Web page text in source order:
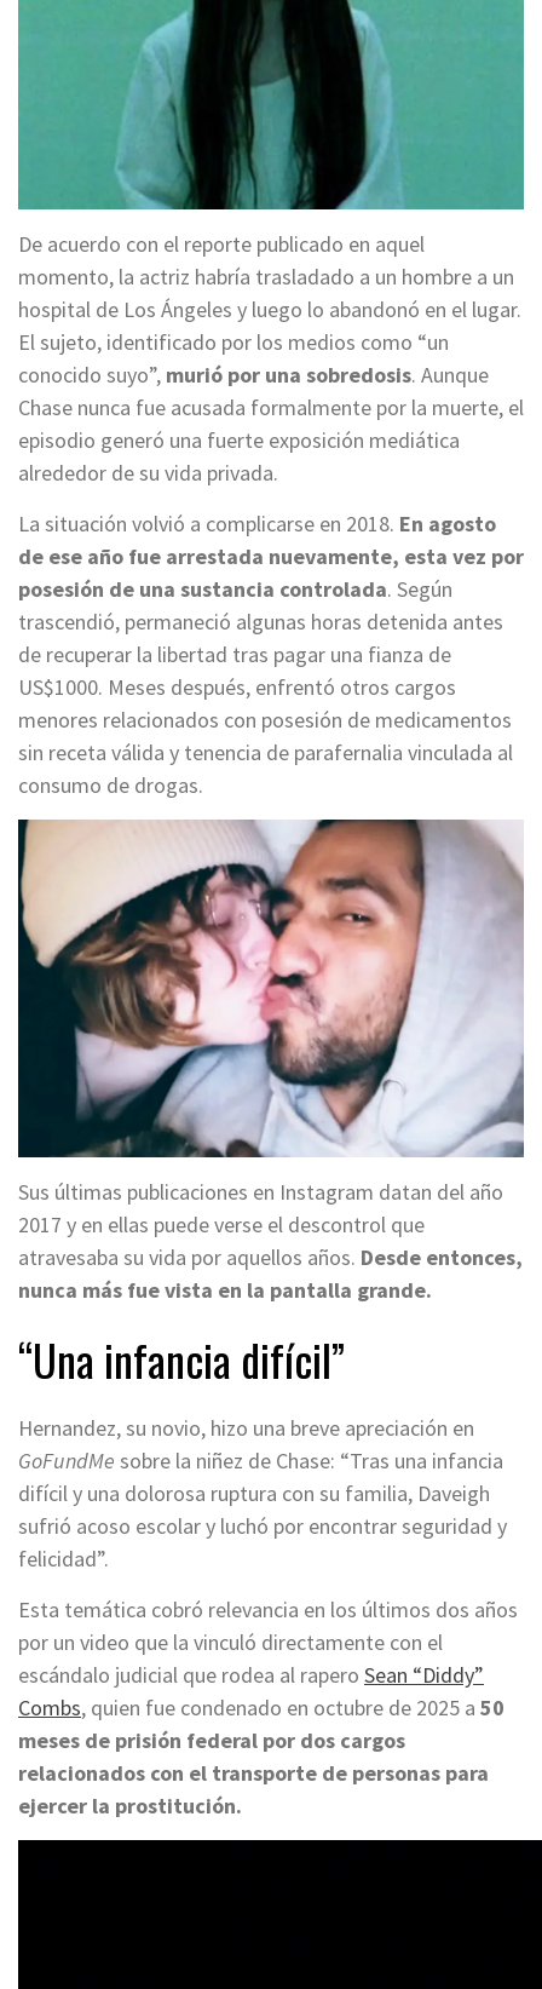
De acuerdo con el reporte publicado en aquel
momento, la actriz habría trasladado a un hombre a un
hospital de Los Ángeles y luego lo abandonó en el lugar.
El sujeto, identificado por los medios como “un
conocido suyo”, murió por una sobredosis. Aunque
Chase nunca fue acusada formalmente por la muerte, el
episodio generó una fuerte exposición mediática
alrededor de su vida privada.
La situación volvió a complicarse en 2018. En agosto
de ese año fue arrestada nuevamente, esta vez por
posesión de una sustancia controlada. Según
trascendió, permaneció algunas horas detenida antes
de recuperar la libertad tras pagar una fianza de
US$1000. Meses después, enfrentó otros cargos
menores relacionados con posesión de medicamentos
sin receta válida y tenencia de parafernalia vinculada al
consumo de drogas.
Sus últimas publicaciones en Instagram datan del año
2017 y en ellas puede verse el descontrol que
atravesaba su vida por aquellos años. Desde entonces,
nunca más fue vista en la pantalla grande.
“Una infancia difícil”
Hernandez, su novio, hizo una breve apreciación en
GoFundMe sobre la niñez de Chase: “Tras una infancia
difícil y una dolorosa ruptura con su familia, Daveigh
sufrió acoso escolar y luchó por encontrar seguridad y
felicidad”.
Esta temática cobró relevancia en los últimos dos años
por un video que la vinculó directamente con el
escándalo judicial que rodea al rapero Sean “Diddy”
Combs, quien fue condenado en octubre de 2025 a 50
meses de prisión federal por dos cargos
relacionados con el transporte de personas para
ejercer la prostitución.